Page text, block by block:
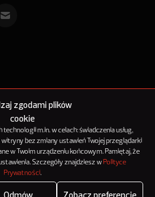
zgodami plików
cookie
m.in. w celach: świadczenia usług,
bez zmiany ustawień Twojej przeglądarki
w Twoim urządzeniu końcowym. Pamiętaj, że
Szczegóły znajdziesz w Polityce
Prywatności.
Odmów Zobacz preferencje
Sp. z o.o.